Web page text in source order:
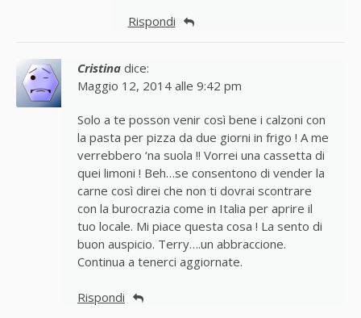
Rispondi
Cristina dice:
Maggio 12, 2014 alle 9:42 pm
Solo a te posson venir così bene i calzoni con
la pasta per pizza da due giorni in frigo ! A me
verrebbero ‘na suola !! Vorrei una cassetta di
quei limoni ! Beh…se consentono di vender la
carne così direi che non ti dovrai scontrare
con la burocrazia come in Italia per aprire il
tuo locale. Mi piace questa cosa ! La sento di
buon auspicio. Terry….un abbraccione.
Continua a tenerci aggiornate.
Rispondi